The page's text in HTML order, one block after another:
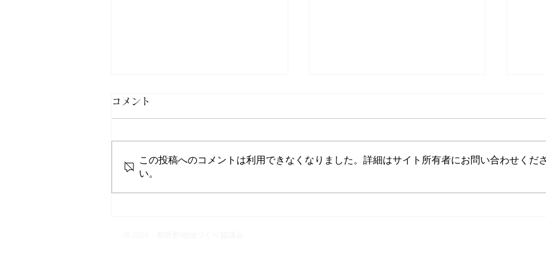
囲炉裏Cafe灯
高屋
コメント
この投稿へのコメントは利用できなくなりました。詳細はサイト所有者にお問い合わせくだ
い。